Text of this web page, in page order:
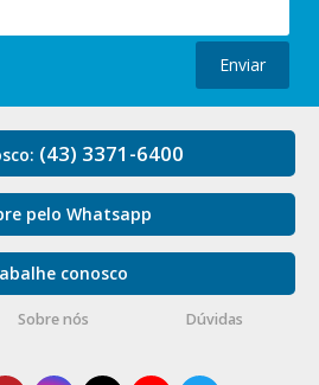
Enviar
(43) 3371-6400
pelo Whatsapp
conosco
Sobre nós Dúvidas